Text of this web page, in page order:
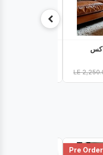
اكس
LE
Pre Order